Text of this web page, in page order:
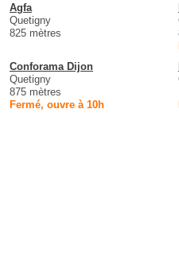
Agfa
Quetigny
825 mètres
Conforama Dijon
Quetigny
875 mètres
Fermé, ouvre à 10h